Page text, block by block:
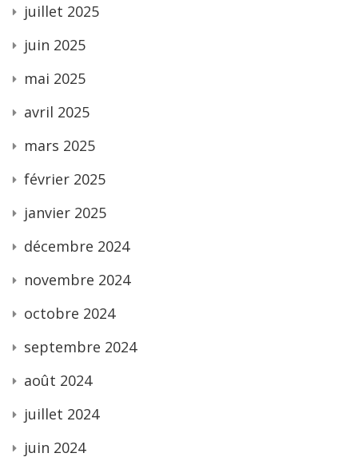
juillet 2025
juin 2025
mai 2025
avril 2025
mars 2025
février 2025
janvier 2025
décembre 2024
novembre 2024
octobre 2024
septembre 2024
août 2024
juillet 2024
juin 2024